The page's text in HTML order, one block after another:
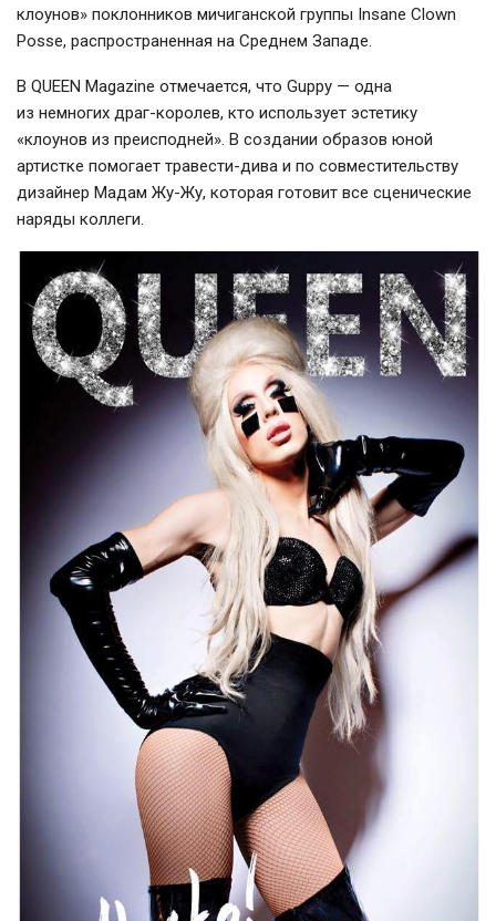
клоунов» поклонников мичигaнской группы Insane Clown
Posse, распространенная на Среднем Западе.
В QUEEN Magazine отмечается, что Guppy — одна
из немногих драг-королев, кто использует эстетику
«клоунов из преисподней». В создании образов юной
артистке помогает травести-дива и по совместительству
дизайнер Мадам Жу-Жу, которая готовит все сценические
наряды коллеги.